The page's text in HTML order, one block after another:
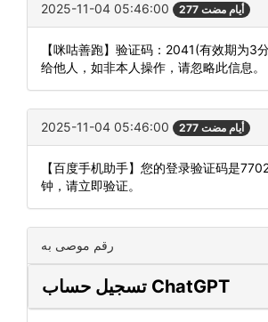
2025-11-04 05:46:00 277 أيام مضت
【咪咕善跑】验证码：2041(有效期为3
给他人，如非本人操作，请忽略此信息。
2025-11-04 05:46:00 277 أيام مضت
【百度手机助手】您的登录验证码是
钟，请立即验证。
رقم موصى به
تسجيل حساب ChatGPT